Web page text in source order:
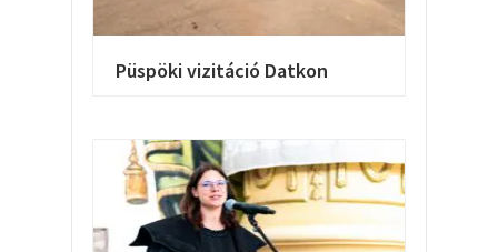
Püspöki vizitáció Datkon